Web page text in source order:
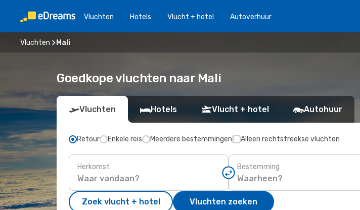
Vluchten Hotels Vlucht + hotel Autoverhuur
Vluchten Mali
Goedkope vluchten naar Mali
Vluchten Hotels Vlucht + hotel Autohuur
Retour Enkele reis Meerdere bestemmingen Alleen rechtstreekse vluchten
Herkomst Bestemming
Zoek vlucht + hotel Vluchten zoeken